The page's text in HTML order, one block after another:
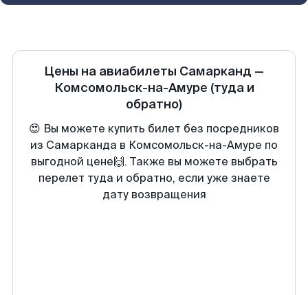
Цены на авиабилеты Самарканд —
Комсомольск-на-Амуре (туда и
обратно)
😍 Вы можете купить билет без посредников
из Самарканда в Комсомольск-на-Амуре по
выгодной цене🙌. Также вы можете выбрать
перелет туда и обратно, если уже знаете
дату возвращения